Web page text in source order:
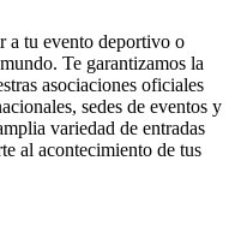
a tu evento deportivo o
Te garantizamos la
asociaciones oficiales
sedes de eventos y
variedad de entradas
al acontecimiento de tus